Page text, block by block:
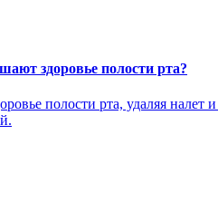
здоровье полости рта?
полости рта, удаляя